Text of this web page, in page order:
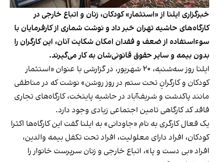
خبرگزاری ایلنا از «استثمار» کودکان، زنان و اتباع خارجی در
کارگاه‌های حاشیه تهران خبر داد و نوشت شماری از کارفرمایان با
سوءاستفاده از ضعف و فقدان امکان شکایت آنان، این کارگران را
بدون بیمه و سایر حقوق قانونی‌شان به کار می‌گیرند.
ایلنا روز سه‌شنبه، ۲۰ شهریور، در
گزارشی با عنوان «استثمار
کودکان و کارگرانِ تحت ستم در روز روشن» نوشت که در مناطقی
مانند پاکدشت و شریف‌آباد در حاشیه پایتخت، کارگاه‌های تجاری
فاقد کد کارگاهی تامین اجتماعی زیادی وجود دارد.
یک فعال کارگری به نام «جاودانی» به ایلنا گفت این کارگاه‌ها اکثرا
کودکان، افراد دارای معلولیت، افراد تحت تکفل بیمه والدین،
افراد «بی‌ دست و پا»، اتباع خارجی و زنان سرپرست خانوار را